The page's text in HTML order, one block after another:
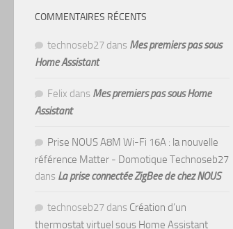
COMMENTAIRES RÉCENTS
technoseb27 dans Mes premiers pas sous
Home Assistant
Felix dans Mes premiers pas sous Home
Assistant
Prise NOUS A8M Wi-Fi 16A : la nouvelle
référence Matter - Domotique Technoseb27
dans La prise connectée ZigBee de chez NOUS
technoseb27 dans Création d’un
thermostat virtuel sous Home Assistant